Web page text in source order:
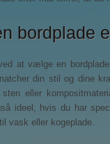
bordplade
at vælge en
din stil og dine
eller
ideel, hvis du har
vask eller kogeplade.